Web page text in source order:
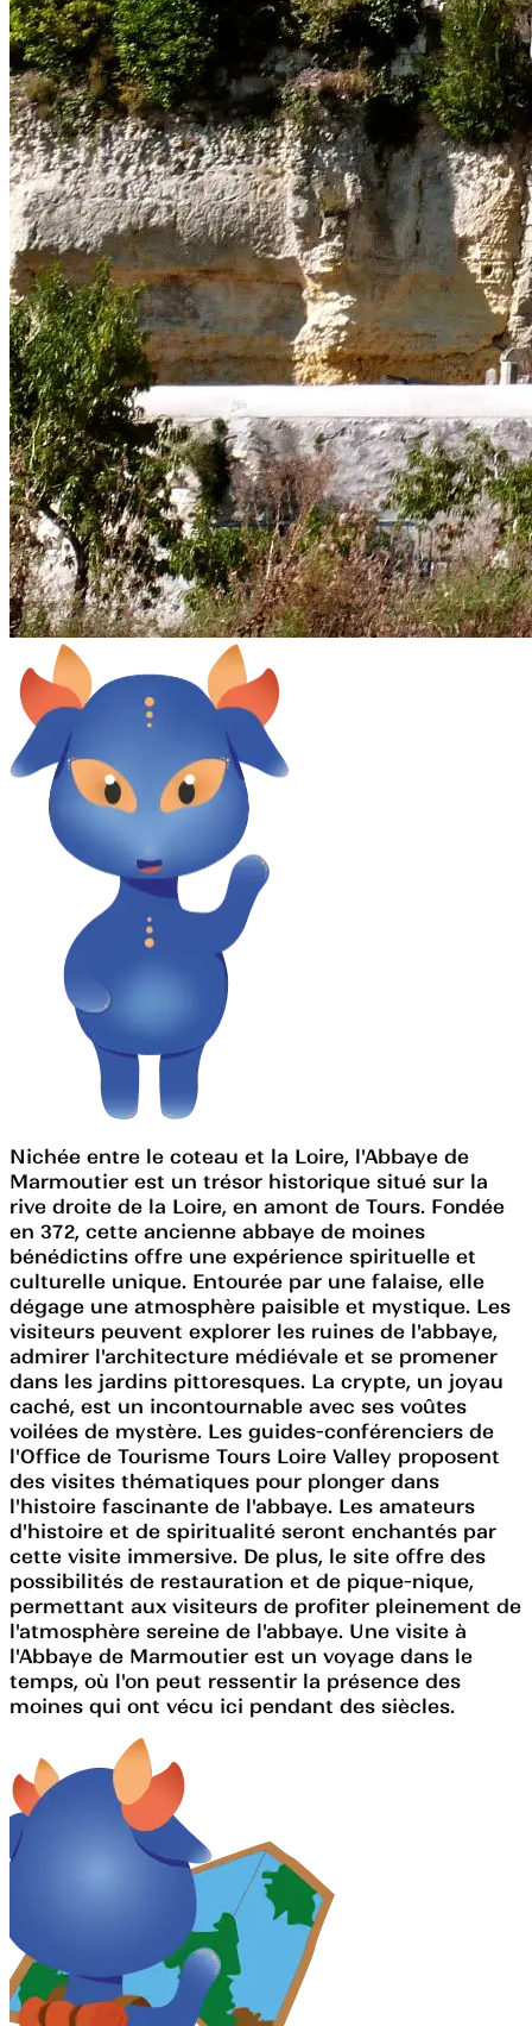
Nichée entre le coteau et la Loire, l'Abbaye de
Marmoutier est un trésor historique situé sur la
rive droite de la Loire, en amont de Tours. Fondée
en 372, cette ancienne abbaye de moines
bénédictins offre une expérience spirituelle et
culturelle unique. Entourée par une falaise, elle
dégage une atmosphère paisible et mystique. Les
visiteurs peuvent explorer les ruines de l'abbaye,
admirer l'architecture médiévale et se promener
dans les jardins pittoresques. La crypte, un joyau
caché, est un incontournable avec ses voûtes
voilées de mystère. Les guides-conférenciers de
l'Office de Tourisme Tours Loire Valley proposent
des visites thématiques pour plonger dans
l'histoire fascinante de l'abbaye. Les amateurs
d'histoire et de spiritualité seront enchantés par
cette visite immersive. De plus, le site offre des
possibilités de restauration et de pique-nique,
permettant aux visiteurs de profiter pleinement de
l'atmosphère sereine de l'abbaye. Une visite à
l'Abbaye de Marmoutier est un voyage dans le
temps, où l'on peut ressentir la présence des
moines qui ont vécu ici pendant des siècles.